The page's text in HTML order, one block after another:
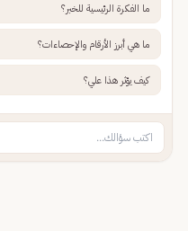
ما الفكرة الرئيسية للخبر؟
ما هي أبرز الأرقام والإحصاءات؟
كيف يؤثر هذا علي؟